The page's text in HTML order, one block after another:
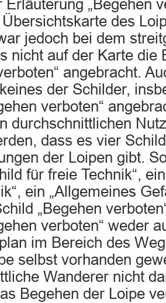
Erläuterung „Begehen
des
jedoch bei dem
nicht auf der Karte die
angebracht.
der Schilder,
verboten“
durchschnittlichen
dass es vier
der Loipen gibt.
für freie Technik“,
ein „Allgemeines
„Begehen
verboten“ weder
im Bereich des
selbst vorhanden
Wanderer nicht
Begehen der Loipe